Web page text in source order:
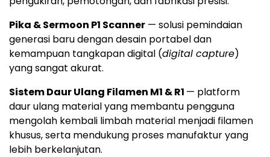
Pika & Sermoon P1 Scanner — solusi pemindaian
generasi baru dengan desain portabel dan
kemampuan tangkapan digital (digital capture)
yang sangat akurat.
Sistem Daur Ulang Filamen M1 & R1 — platform
daur ulang material yang membantu pengguna
mengolah kembali limbah material menjadi filamen
khusus, serta mendukung proses manufaktur yang
lebih berkelanjutan.